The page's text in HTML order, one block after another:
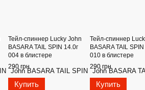
Тейл-спиннер Lucky John
BASARA TAIL SPIN 14.0г
004 в блистере
290 грн
Купить
Тейл-спиннер
BASARA TAIL SPIN
010 в блистере
290 грн
Купить